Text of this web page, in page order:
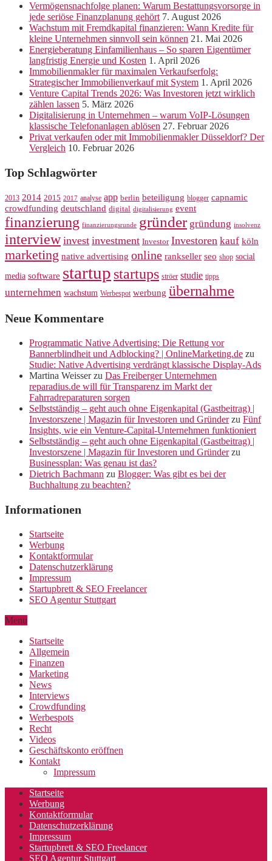
Vermögensnachfolge planen: Warum Bestattungsvorsorge in
jede seriöse Finanzplanung gehört 7. August 2026
Wachstum mit Fremdkapital finanzieren: Wann Kredite für
kleine Unternehmen sinnvoll sein können 21. Mai 2026
Energieberatung Einfamilienhaus – So sparen Eigentümer
langfristig Energie und Kosten 1. April 2026
Immobilienmakler für maximalen Verkaufserfolg:
Strategischer Immobilienverkauf mit System 1. April 2026
Venture Capital Trends 2026: Was Investoren jetzt wirklich
zählen lassen 5. März 2026
Digitalisierung in Unternehmen – warum VoIP-Lösungen
klassische Telefonanlagen ablösen 27. Februar 2026
Privat verkaufen oder mit Immobilienmakler Düsseldorf? Der
Vergleich 10. Februar 2026
Top Schlagwörter
2013 2014 2015 2017 analyse app berlin beteiligung blogger capnamic
crowdfunding deutschland digital digitalisierung event
finanzierung finanzierungsrunde gründer gründung insolvenz
interview invest investment Investor Investoren kauf köln
marketing native advertising online rankseller seo shop social
media software startup startups ströer studie tipps
unternehmen wachstum Werbespot werbung übernahme
Neue Kommentare
Programmatic Native Advertising: Die Rettung vor
Bannerblindheit und Adblocking? | OnlineMarketing.de zu
Studie: Native Advertising verdrängt klassische Display-Ads
Martina Weisserzu Das Freiberger Unternehmen
reparadius.de will für Transparenz im Markt der
Fahrradreparaturen sorgen
Selbstständig – geht auch ohne Eigenkapital (Gastbeitrag) |
Investorszene | Magazin für Investoren und Gründerzu Fünf
Insights, wie ein Venture-Capital-Unternehmen funktioniert
Selbstständig – geht auch ohne Eigenkapital (Gastbeitrag) |
Investorszene | Magazin für Investoren und Gründerzu
Businessplan: Was genau ist das?
Dietrich Bachmann zu Blogger: Was gibt es bei der
Buchhaltung zu beachten?
Informationen
Startseite
Werbung
Kontaktformular
Datenschutzerklärung
Impressum
Startupbrett & SEO Freelancer
SEO Agentur Stuttgart
Menu
Startseite
Allgemein
Finanzen
Marketing
News
Interviews
Crowdfunding
Werbespots
Recht
Videos
Geschäftskonto eröffnen
Kontakt
Impressum
Startseite
Werbung
Kontaktformular
Datenschutzerklärung
Impressum
Startupbrett & SEO Freelancer
SEO Agentur Stuttgart